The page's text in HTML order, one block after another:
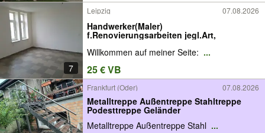
7
Leipzig 07.08.2026
Handwerker(Maler)
f.Renovierungsarbeiten jegl.Art,
Willkommen auf meiner Seite: ...
25 € VB
Frankfurt (Oder) 07.08.2026
Metalltreppe Außentreppe Stahltreppe
Podesttreppe Geländer
Metalltreppe Außentreppe Stahl ...